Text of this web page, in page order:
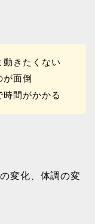
動きたくない
が面倒
間がかかる
変化、体調の変